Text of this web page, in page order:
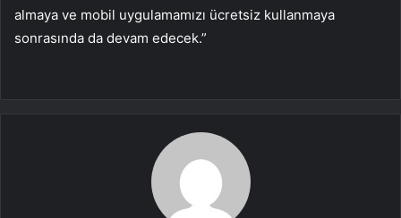
almaya ve mobil uygulamamızı ücretsiz kullanmaya
sonrasında da devam edecek.”